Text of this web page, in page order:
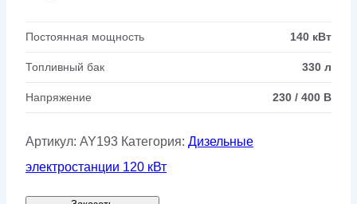
Постоянная мощность 140 кВт
Топливный бак 330 л
Напряжение 230 / 400 В
Артикул: AY193 Категория: Дизельные
электростанции 120 кВт